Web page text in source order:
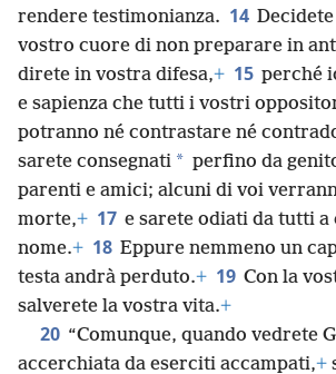
rendere testimonianza. 14
vostro cuore di non preparare in
direte in vostra difesa,+ 15 perché
e sapienza che tutti i vostri
potranno né contrastare né
sarete consegnati * perfino da
parenti e amici; alcuni di voi
morte,+ 17 e sarete odiati da tutti a
nome.+ 18 Eppure nemmeno un
testa andrà perduto.+ 19 Con la
salverete la vostra vita.+
20 “Comunque, quando vedrete
accerchiata da eserciti accampati,+